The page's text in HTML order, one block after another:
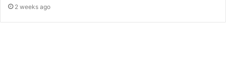
2 weeks ago